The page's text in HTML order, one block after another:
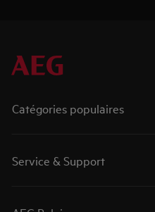
Catégories populaires
Service & Support